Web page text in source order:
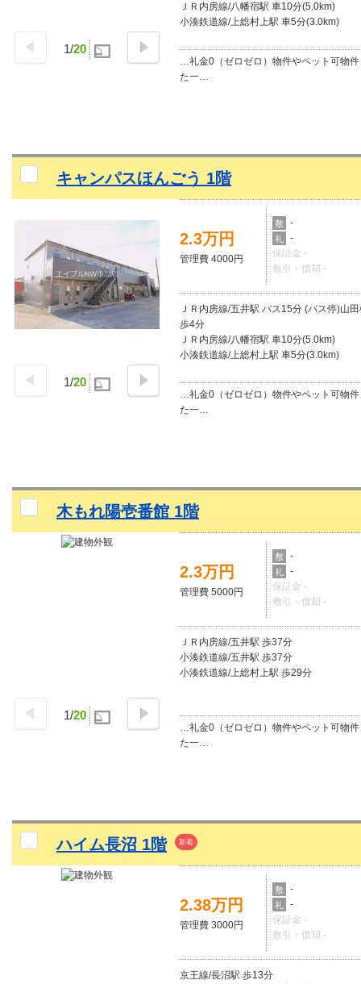
1/20
ＪＲ内房線/八幡宿駅 車10分(5.0km)
小湊鉄道線/上総村上駅 車5分(3.0km)
…礼金0（ゼロゼロ）物件やペット可物件
た一…
キャンパスほんごう 1階
1/20
2.3万円
管理費 4000円
敷 -
礼
-
保証金 -
敷引・償却 -
ＪＲ内房線/五井駅 バス15分 (バス停)山
歩4分
ＪＲ内房線/八幡宿駅 車10分(5.0km)
小湊鉄道線/上総村上駅 車5分(3.0km)
…礼金0（ゼロゼロ）物件やペット可物件
た一…
木もれ陽壱番館 1階
1/20
2.3万円
管理費 5000円
敷 -
礼
-
保証金 -
敷引・償却 -
ＪＲ内房線/五井駅 歩37分
小湊鉄道線/五井駅 歩37分
小湊鉄道線/上総村上駅 歩29分
…礼金0（ゼロゼロ）物件やペット可物件
た一…
ハイム長沼 1階 新着
2.38万円
管理費 3000円
敷 -
礼
-
保証金 -
敷引・償却 -
京王線/長沼駅 歩13分